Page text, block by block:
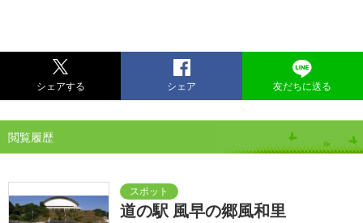
シェアする シェア 友だちに送る
閲覧履歴
道の駅 風早の郷風和里